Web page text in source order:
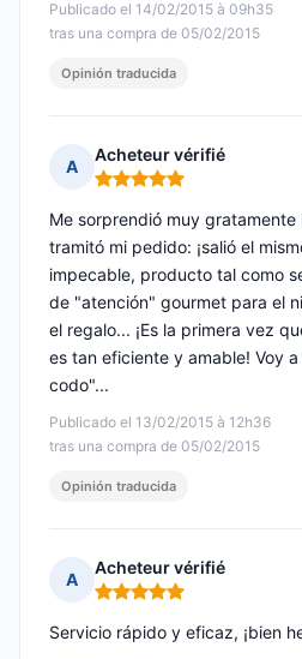
Publicado el 14/02/2015 à 09h35
tras una compra de 05/02/2015
Opinión traducida
A
Acheteur vérifié
Nota: 5 de 5
Publicado el 13/02/2015 à 12h36
tras una compra de 05/02/2015
Me sorprendió muy gratamente
tramitó mi pedido: ¡salió el
impecable, producto tal como
de "atención" gourmet para el
el regalo... ¡Es la primera vez
es tan eficiente y amable! Voy
codo"...
Opinión traducida
A
Acheteur vérifié
Nota: 5 de 5
Servicio rápido y eficaz, ¡bien